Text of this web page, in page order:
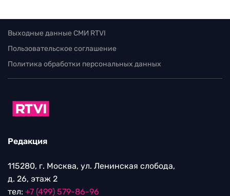
Выходные данные СМИ RTVI
Пользовательское соглашение
Политика обработки персональных данных
Редакция
115280, г. Москва, ул. Ленинская слобода,
д. 26, этаж 2
тел: +7 (499) 579-86-96